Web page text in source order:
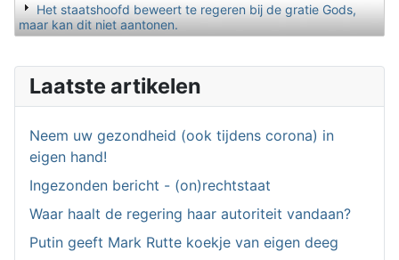
Het staatshoofd beweert te regeren bij de gratie Gods,
maar kan dit niet aantonen.
Laatste artikelen
Neem uw gezondheid (ook tijdens corona) in
eigen hand!
Ingezonden bericht - (on)rechtstaat
Waar haalt de regering haar autoriteit vandaan?
Putin geeft Mark Rutte koekje van eigen deeg